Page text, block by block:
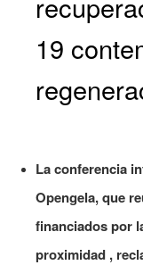
19
La conferencia
Opengela, que
financiados por
proximidad ,